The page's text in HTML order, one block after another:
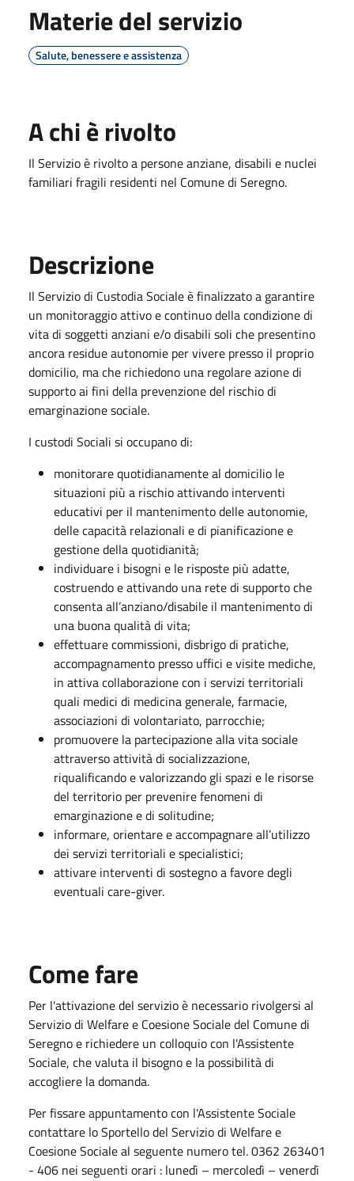
Materie del servizio
Salute, benessere e assistenza
A chi è rivolto
Il Servizio è rivolto a persone anziane, disabili e nuclei
familiari fragili residenti nel Comune di Seregno.
Descrizione
Il Servizio di Custodia Sociale è finalizzato a garantire
un monitoraggio attivo e continuo della condizione di
vita di soggetti anziani e/o disabili soli che presentino
ancora residue autonomie per vivere presso il proprio
domicilio, ma che richiedono una regolare azione di
supporto ai fini della prevenzione del rischio di
emarginazione sociale.
I custodi Sociali si occupano di:
monitorare quotidianamente al domicilio le
situazioni più a rischio attivando interventi
educativi per il mantenimento delle autonomie,
delle capacità relazionali e di pianificazione e
gestione della quotidianità;
individuare i bisogni e le risposte più adatte,
costruendo e attivando una rete di supporto che
consenta all’anziano/disabile il mantenimento di
una buona qualità di vita;
effettuare commissioni, disbrigo di pratiche,
accompagnamento presso uffici e visite mediche,
in attiva collaborazione con i servizi territoriali
quali medici di medicina generale, farmacie,
associazioni di volontariato, parrocchie;
promuovere la partecipazione alla vita sociale
attraverso attività di socializzazione,
riqualificando e valorizzando gli spazi e le risorse
del territorio per prevenire fenomeni di
emarginazione e di solitudine;
informare, orientare e accompagnare all’utilizzo
dei servizi territoriali e specialistici;
attivare interventi di sostegno a favore degli
eventuali care-giver.
Come fare
Per l'attivazione del servizio è necessario rivolgersi al
Servizio di Welfare e Coesione Sociale del Comune di
Seregno e richiedere un colloquio con l'Assistente
Sociale, che valuta il bisogno e la possibilità di
accogliere la domanda.
Per fissare appuntamento con l'Assistente Sociale
contattare lo Sportello del Servizio di Welfare e
Coesione Sociale al seguente numero tel. 0362 263401
- 406 nei seguenti orari : lunedì – mercoledì – venerdì